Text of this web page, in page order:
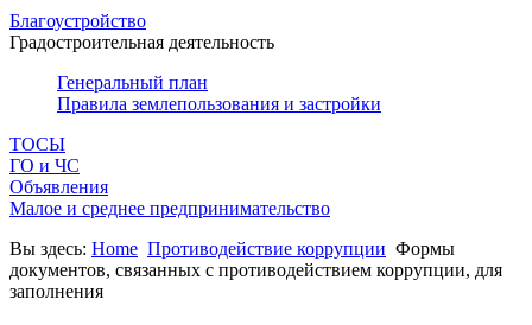
Благоустройство
Градостроительная деятельность
Генеральный план
Правила землепользования и застройки
ТОСЫ
ГО и ЧС
Объявления
Малое и среднее предпринимательство
Вы здесь: Home Противодействие коррупции Формы
документов, связанных с противодействием коррупции, для
заполнения